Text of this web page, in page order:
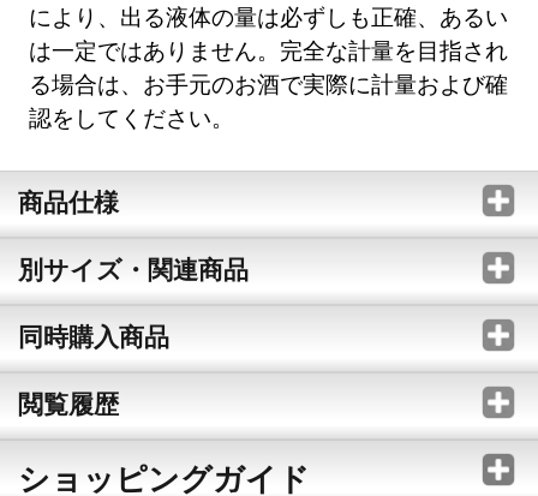
により、出る液体の量は必ずしも正確、あるい
は一定ではありません。完全な計量を目指され
る場合は、お手元のお酒で実際に計量および確
認をしてください。
商品仕様
別サイズ・関連商品
同時購入商品
閲覧履歴
ショッピングガイド